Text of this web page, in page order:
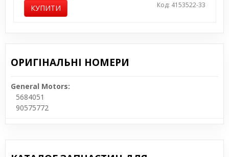
КУПИТИ Код: 4153522-33
ОРИГІНАЛЬНІ НОМЕРИ
General Motors:
5684051
90575772